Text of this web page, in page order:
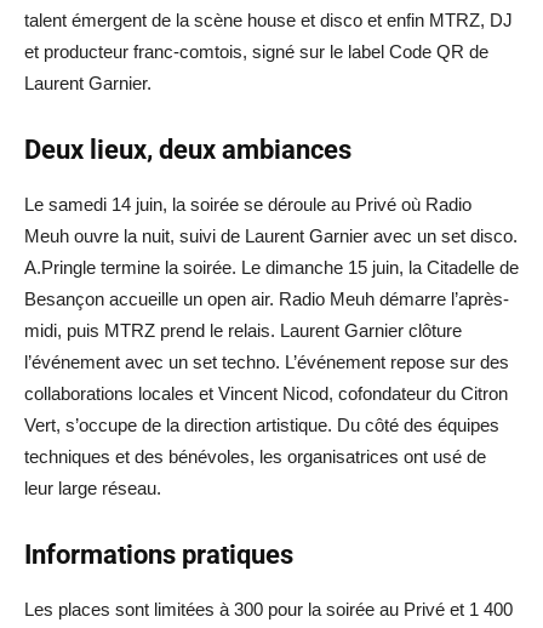
talent émergent de la scène house et disco et enfin MTRZ, DJ
et producteur franc-comtois, signé sur le label Code QR de
Laurent Garnier.
Deux lieux, deux ambiances
Le samedi 14 juin, la soirée se déroule au Privé où Radio
Meuh ouvre la nuit, suivi de Laurent Garnier avec un set disco.
A.Pringle termine la soirée. Le dimanche 15 juin, la Citadelle de
Besançon accueille un open air. Radio Meuh démarre l’après-
midi, puis MTRZ prend le relais. Laurent Garnier clôture
l’événement avec un set techno. L’événement repose sur des
collaborations locales et Vincent Nicod, cofondateur du Citron
Vert, s’occupe de la direction artistique. Du côté des équipes
techniques et des bénévoles, les organisatrices ont usé de
leur large réseau.
Informations pratiques
Les places sont limitées à 300 pour la soirée au Privé et 1 400